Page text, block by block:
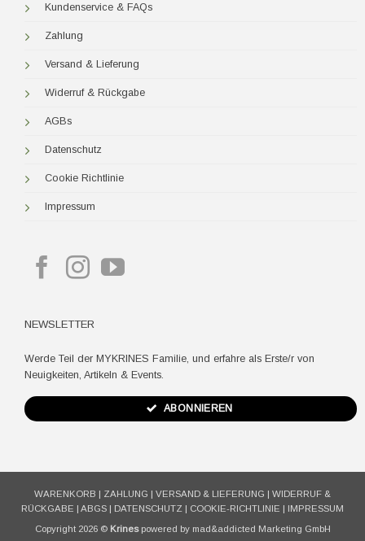
Kundenservice & FAQs
Zahlung
Versand & Lieferung
Widerruf & Rückgabe
AGBs
Datenschutz
Cookie Richtlinie
Impressum
NEWSLETTER
Werde Teil der MYKRINES Familie, und erfahre als Erste/r von
Neuigkeiten, Artikeln & Events.
ABONNIEREN
WARENKORB | ZAHLUNG | VERSAND & LIEFERUNG | WIDERRUF &
RÜCKGABE | ABGS | DATENSCHUTZ | COOKIE-RICHTLINIE | IMPRESSUM
Copyright 2026 © Krinespowered by mad&addicted Marketing GmbH